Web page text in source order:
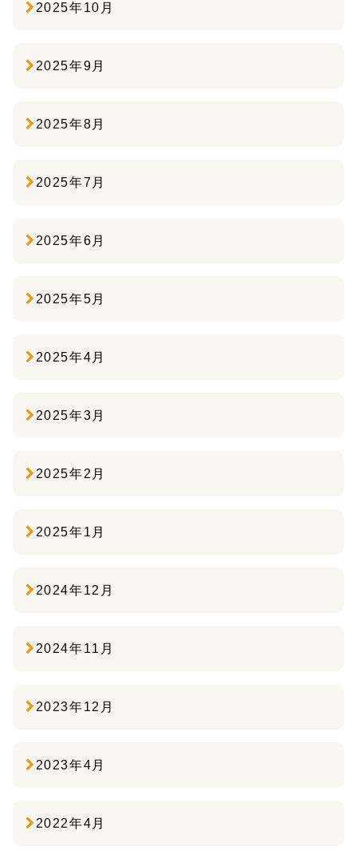
2025年10月
2025年9月
2025年8月
2025年7月
2025年6月
2025年5月
2025年4月
2025年3月
2025年2月
2025年1月
2024年12月
2024年11月
2023年12月
2023年4月
2022年4月